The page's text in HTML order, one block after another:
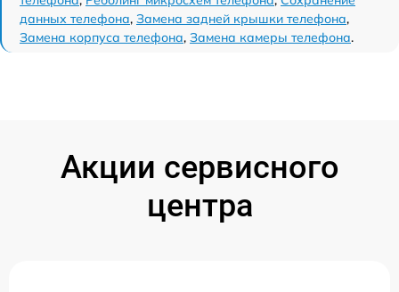
данных телефона, Замена задней крышки телефона,
Замена корпуса телефона, Замена камеры телефона.
Акции сервисного
центра